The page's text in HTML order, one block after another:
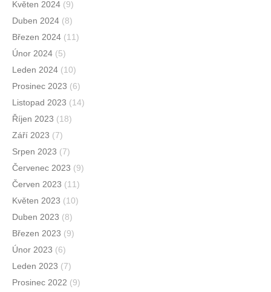
Květen 2024 (9)
Duben 2024 (8)
Březen 2024 (11)
Únor 2024 (5)
Leden 2024 (10)
Prosinec 2023 (6)
Listopad 2023 (14)
Říjen 2023 (18)
Září 2023 (7)
Srpen 2023 (7)
Červenec 2023 (9)
Červen 2023 (11)
Květen 2023 (10)
Duben 2023 (8)
Březen 2023 (9)
Únor 2023 (6)
Leden 2023 (7)
Prosinec 2022 (9)